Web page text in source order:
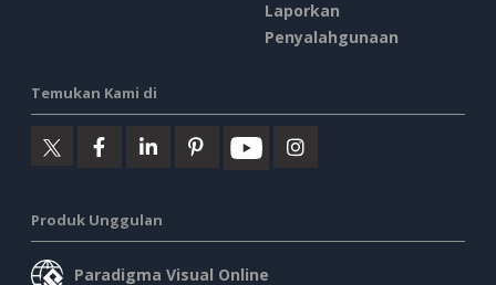
Laporkan
Penyalahgunaan
Temukan Kami di
Produk Unggulan
Paradigma Visual Online